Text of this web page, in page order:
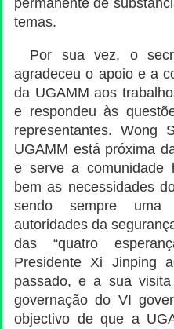
permanente de
temas.
Por sua vez, o
agradeceu o apoio e a
da UGAMM aos
e respondeu às
representantes. Wong
UGAMM está próxima
e serve a comunidade
bem as necessidades
sendo sempre uma
autoridades da
das “quatro
Presidente Xi Jinping
passado, e a sua
governação do VI
objectivo de que a